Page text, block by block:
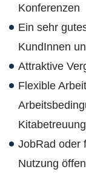
Konferenzen
Ein sehr
KundInnen
Attraktive
Flexible
JobRad oder
Nutzung